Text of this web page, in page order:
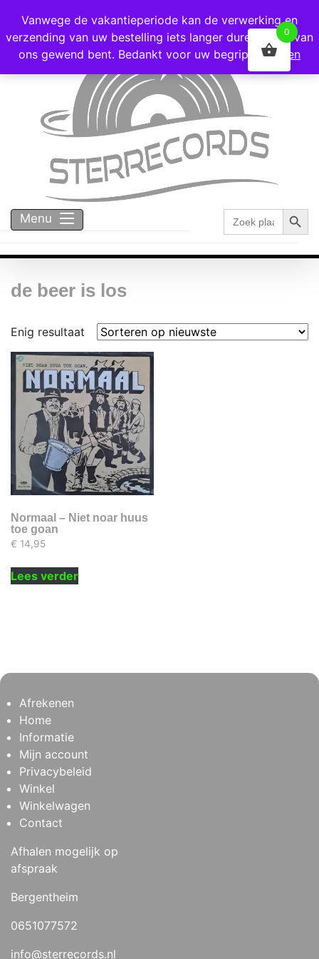
Voor 16:00 besteld = vandaag verzonden!
Menu
Zoek
naar:
de beer is los
Enig resultaat
Normaal – Niet noar huus
toe goan
€ 14,95
Lees verder
Afrekenen
Home
Informatie
Mijn account
Privacybeleid
Winkel
Winkelwagen
Contact
Afhalen mogelijk op
afspraak
Bergentheim
0651077572
info@sterrecords.nl
Vanwege de vakantieperiode kan de verwerking en
verzending van uw bestelling iets langer duren dan u van
ons gewend bent. Bedankt voor uw begrip!
Negeren
0